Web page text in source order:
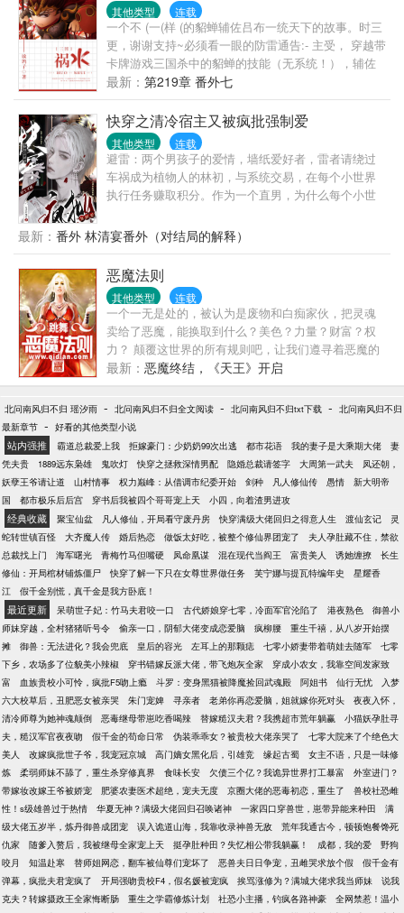
其他类型 连载
一个不 (一(样 (的貂蝉辅佐吕布一统天下的故事。时三
更，谢谢支持~必须看一眼的防雷通告:- 主受， 穿越带
卡牌游戏三国杀中的貂蝉的技能（无系统！），辅佐
吕布一统天下，很苏！- 者文笔渣；- 设定参考了 演义
+三国志，遇到为了防止你们脑补一些乱七八糟的形
象，我要把我的灵感源泉兼动力放上来……这才是我
心目中的二次元吕布！
最新： 第219章 番外七
快穿之清冷宿主又被疯批强制爱
其他类型 连载
避雷：两个男孩子的爱情，墙纸爱好者，雷者请绕过
车祸成为植物人的林初，与系统交易，在每个小世界
执行任务赚取积分。作为一个直男，为什么每个小世
一：明明他穿来那晚还是个正常的霸总，却在不久后
接受他表白？问题是他什么时候表白的！小世界二：
伪装成大学室友的堂堂公爵，不是讨厌他么？为什么
会掐着他突然吻上来？……系统：一切为了完成任
务！宿主，你忍忍。林初：一个世界也就算了，为什
么每个世界都要我忍？林初：我怀疑你们这任务难度
是根据疯批的发疯程度定的！系统（抬头望天假装不
理解宿主的意思）林初：你的心虚震耳欲聋。
最新： 番外 林清宴番外（对结局的解释）
恶魔法则
其他类型 连载
一个一无是处的，被认为是废物和白痴家伙，把灵魂
卖给了恶魔，能换取到什么？美色？力量？财富？权
力？ 颠覆这世界的所有规则吧，让我们遵寻着恶魔的
轨迹…… “我知道，终有一天，这个世界将被我踩在脚
下！！” ——杜维 【跳舞的新书哦，跳舞出品，全本
保证！】
最新： 恶魔终结，《天王》开启
北问南风归不归 瑶汐雨 - 北问南风归不归全文阅读 - 北问南风归不归txt下载 - 北问南风归不归
最新章节 - 好看的其他类型小说
站内强推 霸道总裁爱上我 拒嫁豪门：少奶奶99次出逃 都市花语 我的妻子是大乘期大佬
妻
凭夫贵
1889远东枭雄 鬼吹灯 快穿之拯救深情男配 隐婚总裁请签字 大周第一武夫
凤还朝，
妖孽王爷请让道
山村情事 权力巅峰：从借调市纪委开始 剑种 凡人修仙传 愚情
新大明帝
国
都市极乐后后宫 穿书后我被四个哥哥宠上天 小四，向着渣男进攻
经典收藏 聚宝仙盆 凡人修仙，开局看守废丹房 快穿满级大佬回归之得意人生 渡仙玄记
灵
蛇转世镇百怪
大齐魔人传 婚后热恋 做饭太好吃，被整个修仙界团宠了
夫人孕肚藏不住，禁欲
总裁找上门
海军曙光 青梅竹马但嘴硬 凤命凰谋 混在现代当阎王 富贵美人 诱她缠撩
长生
修仙：开局棺材铺炼僵尸
快穿了解一下只在女尊世界做任务 芙宁娜与提瓦特编年史
星耀香
江
假千金别慌，真千金是我方卧底！
最近更新 呆萌世子妃：竹马夫君咬一口 古代娇娘穿七零，冷面军官沦陷了 港夜熟色
御兽小
师妹穿越，全村猪猪听号令
偷亲一口，阴郁大佬变成恋爱脑 疯柳腰
重生千禧，从八岁开始摆
摊
御兽：无法进化？我会兜底 皇后的容光 左耳上的那颗痣 七零小娇妻带着萌娃去随军
七零
下乡，农场多了位貌美小辣椒
穿书错嫁反派大佬，带飞炮灰全家
穿成小农女，我靠空间发家致
富
血族贵校小可怜，疯批F5吻上瘾 斗罗：变身黑猫被降魔捡回武魂殿 阿姐书 仙行无忧
入梦
六大校草后，丑肥恶女被亲哭
朱门宠婢 寻亲者 老弟你再恋爱脑，姐就嫁你死对头
夜夜入怀，
清冷师尊为她神魂颠倒
恶毒继母带崽吃香喝辣 替嫁糙汉夫君？我携超市荒年躺赢
小猫妖孕肚寻
夫，糙汉军官夜夜吻
假千金的苟命日常 伪装乖乖女？被贵校大佬亲哭了
七零大院来了个绝色大
美人
改嫁疯批世子爷，我宠冠京城 高门嫡女黑化后，引雄竞 缘起古蜀
女主不语，只是一味修
炼
柔弱师妹不舔了，重生杀穿修真界 食味长安 欠债三个亿？我诡异世界打工暴富
外室进门？
带嫁妆改嫁王爷被娇宠
肥婆农妻医术超绝，宠夫无度 京圈大佬的恶毒初恋，重生了
兽校社恐雌
性！s级雄兽过于热情
华夏无神？满级大佬回归召唤诸神 一家四口穿兽世，崽带异能来种田
满
级大佬五岁半，炼丹御兽成团宠
误入诡道山海，我靠收录神兽无敌
荒年我通古今，顿顿饱餐馋死
仇家
随爹入赘后，我被继母全家宠上天 挺孕肚种田？失忆相公带我躺赢！ 成都，我的爱
野狗
咬月
知温赴寒 替师姐网恋，翻车被仙尊们宠坏了 恶兽夫日日争宠，丑雌哭求放个假
假千金有
弹幕，疯批夫君宠疯了
开局强吻贵校F4，假名媛被宠疯 挨骂涨修为？满城大佬求我当师妹
说我
克夫？转嫁摄政王全家悔断肠
重生之学霸修炼计划 社恐小主播，钓疯各路神豪
全网禁惹！温小